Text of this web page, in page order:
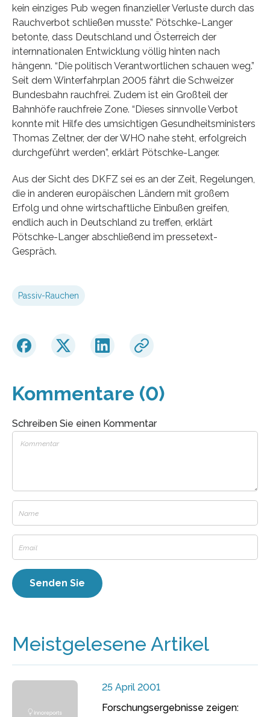
kein einziges Pub wegen finanzieller Verluste durch das
Rauchverbot schließen musste.” Pötschke-Langer
betonte, dass Deutschland und Österreich der
internnationalen Entwicklung völlig hinten nach
hängenn. “Die politisch Verantwortlichen schauen weg.”
Seit dem Winterfahrplan 2005 fährt die Schweizer
Bundesbahn rauchfrei. Zudem ist ein Großteil der
Bahnhöfe rauchfreie Zone. “Dieses sinnvolle Verbot
konnte mit Hilfe des umsichtigen Gesundheitsministers
Thomas Zeltner, der der WHO nahe steht, erfolgreich
durchgeführt werden”, erklärt Pötschke-Langer.
Aus der Sicht des DKFZ sei es an der Zeit, Regelungen,
die in anderen europäischen Ländern mit großem
Erfolg und ohne wirtschaftliche Einbußen greifen,
endlich auch in Deutschland zu treffen, erklärt
Pötschke-Langer abschließend im pressetext-
Gespräch.
Passiv-Rauchen
Kommentare (0)
Schreiben Sie einen Kommentar
Meistgelesene Artikel
25 April 2001
Forschungsergebnisse zeigen: